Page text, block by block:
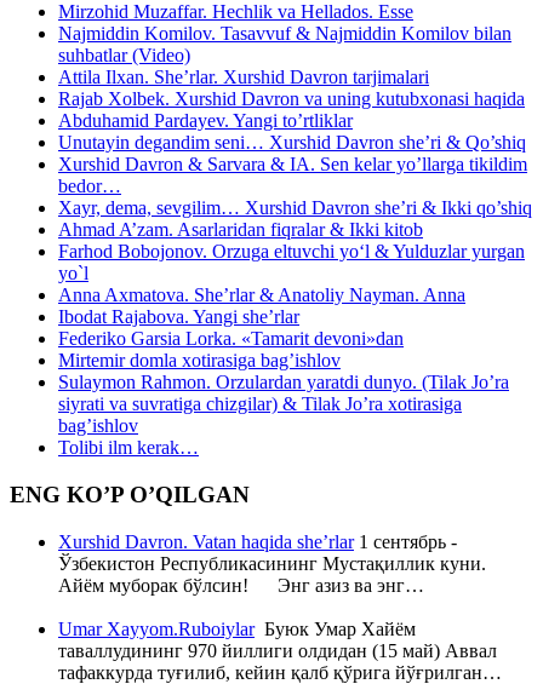
Mirzohid Muzaffar. Hechlik va Hellados. Esse
Najmiddin Komilov. Tasavvuf & Najmiddin Komilov bilan
suhbatlar (Video)
Attila Ilxan. She’rlar. Xurshid Davron tarjimalari
Rajab Xolbek. Xurshid Davron va uning kutubxonasi haqida
Abduhamid Pardayev. Yangi to’rtliklar
Unutayin degandim seni… Xurshid Davron she’ri & Qo’shiq
Xurshid Davron & Sarvara & IA. Sen kelar yo’llarga tikildim
bedor…
Xayr, dema, sevgilim… Xurshid Davron she’ri & Ikki qo’shiq
Ahmad A’zam. Asarlaridan fiqralar & Ikki kitob
Farhod Bobojonov. Orzuga eltuvchi yo‘l & Yulduzlar yurgan
yo`l
Anna Axmatova. She’rlar & Anatoliy Nayman. Anna
Ibodat Rajabova. Yangi she’rlar
Federiko Garsia Lorka. «Tamarit devoni»dan
Mirtemir domla xotirasiga bag’ishlov
Sulaymon Rahmon. Orzulardan yaratdi dunyo. (Tilak Jo’ra
siyrati va suvratiga chizgilar) & Tilak Jo’ra xotirasiga
bag’ishlov
Tolibi ilm kerak…
ENG KO’P O’QILGAN
Xurshid Davron. Vatan haqida she’rlar1 сентябрь -
Ўзбекистон Республикасининг Мустақиллик куни.
Айём муборак бўлсин! Энг азиз ва энг…
Umar Xayyom.RuboiylarБуюк Умар Хайём
таваллудининг 970 йиллиги олдидан (15 май) Аввал
тафаккурда туғилиб, кейин қалб қўрига йўғрилган…